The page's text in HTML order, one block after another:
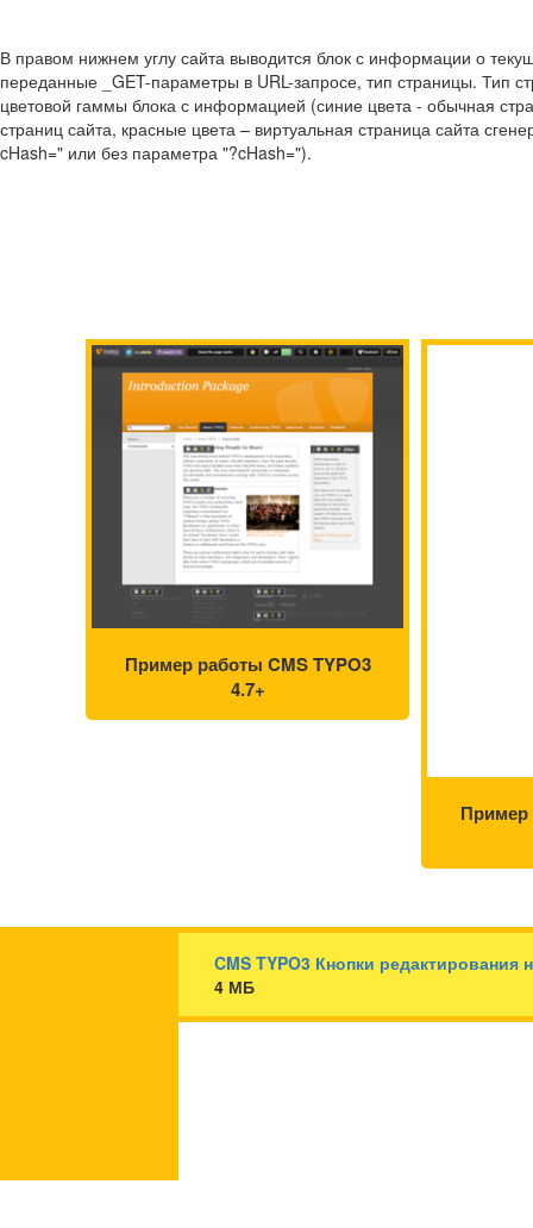
В правом нижнем углу сайта выводится блок с информации о
переданные _GET-параметры в URL-запросе, тип страницы. Тип
цветовой гаммы блока с информацией (синие цвета - обычная
страниц сайта, красные цвета – виртуальная страница сайта
cHash=" или без параметра "?cHash=").
Пример работы CMS TYPO3
4.7+
Пример
CMS TYPO3 Кнопки редактирования
4 МБ